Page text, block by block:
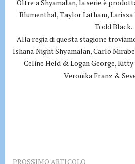
Oltre a Shyamalan, la serie è
Blumenthal, Taylor Latham, Larissa
Todd Black.
Alla regia di questa stagione
Ishana Night Shyamalan, Carlo
Celine Held & Logan George,
Veronika Franz &
PROSSIMO ARTICOLO